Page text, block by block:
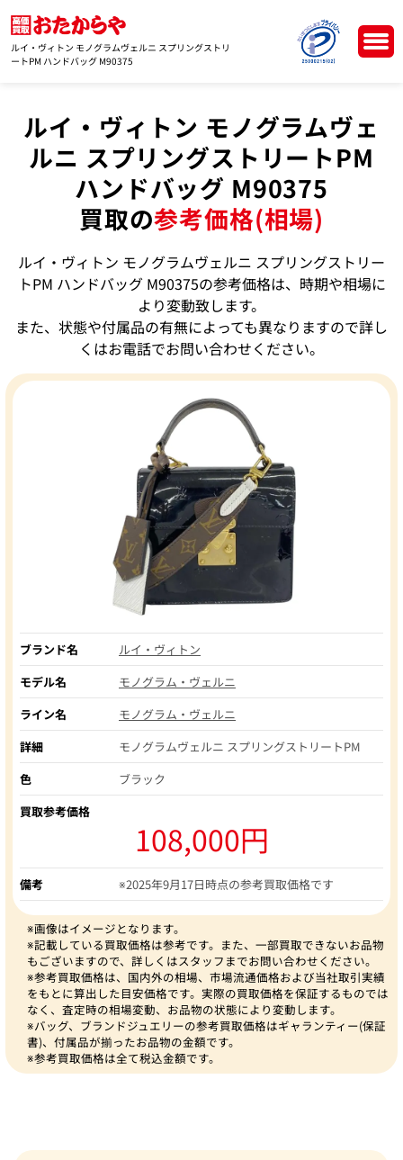
ルイ・ヴィトン モノグラムヴェルニ スプリングストリ
ートPM ハンドバッグ M90375
ルイ・ヴィトン モノグラムヴェ
ルニ スプリングストリートPM
ハンドバッグ M90375
買取の参考価格(相場)
ルイ・ヴィトン モノグラムヴェルニ スプリングストリー
トPM ハンドバッグ M90375の参考価格は、時期や相場に
より変動致します。
また、状態や付属品の有無によっても異なりますので詳し
くはお電話でお問い合わせください。
ブランド名
ルイ・ヴィトン
モデル名
モノグラム・ヴェルニ
ライン名
モノグラム・ヴェルニ
詳細
モノグラムヴェルニ スプリングストリートPM
色
ブラック
買取参考価格
108,000円
備考 ※2025年9月17日時点の参考買取価格です
※画像はイメージとなります。
※記載している買取価格は参考です。また、一部買取できないお品物
もございますので、詳しくはスタッフまでお問い合わせください。
※参考買取価格は、国内外の相場、市場流通価格および当社取引実績
をもとに算出した目安価格です。実際の買取価格を保証するものでは
なく、査定時の相場変動、お品物の状態により変動します。
※バッグ、ブランドジュエリーの参考買取価格はギャランティー(保証
書)、付属品が揃ったお品物の金額です。
※参考買取価格は全て税込金額です。